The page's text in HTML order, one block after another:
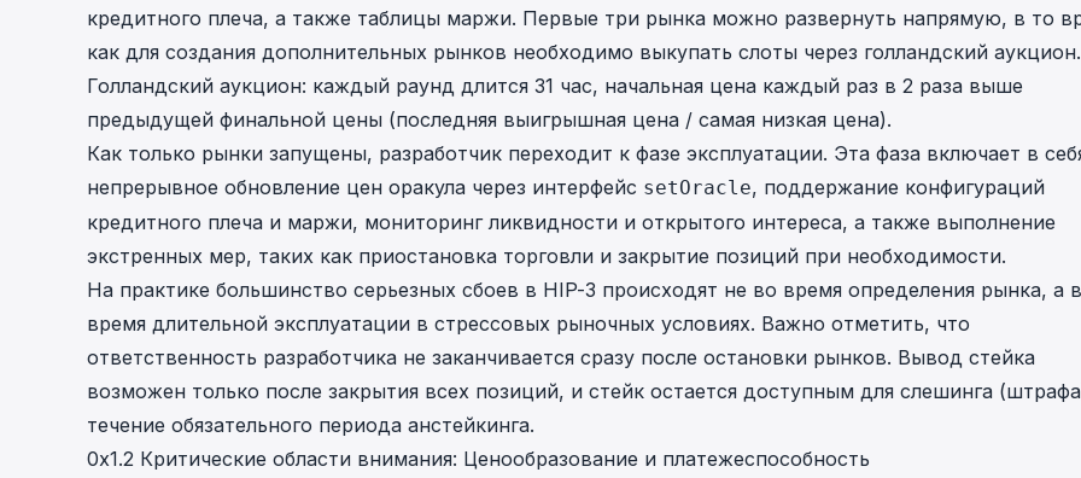
кредитного плеча, а также таблицы маржи. Первые три рынка можно развернуть напрямую, в то
как для создания дополнительных рынков необходимо выкупать слоты через голландский аукцион.
Голландский аукцион: каждый раунд длится 31 час, начальная цена каждый раз в 2 раза выше
предыдущей финальной цены (последняя выигрышная цена / самая низкая цена).
Как только рынки запущены, разработчик переходит к фазе эксплуатации. Эта фаза включает в
непрерывное обновление цен оракула через интерфейс setOracle, поддержание конфигураций
кредитного плеча и маржи, мониторинг ликвидности и открытого интереса, а также выполнение
экстренных мер, таких как приостановка торговли и закрытие позиций при необходимости.
На практике большинство серьезных сбоев в HIP-3 происходят не во время определения рынка, а
время длительной эксплуатации в стрессовых рыночных условиях. Важно отметить, что
ответственность разработчика не заканчивается сразу после остановки рынков. Вывод стейка
возможен только после закрытия всех позиций, и стейк остается доступным для слешинга
течение обязательного периода анстейкинга.
0x1.2 Критические области внимания: Ценообразование и платежеспособность